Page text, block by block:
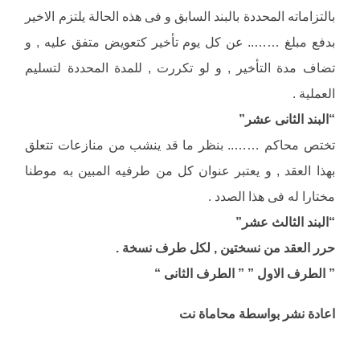
بالتزاماته المحددة بالبند السابق و فى هذه الحالة يلتزم الاخير
بدفع مبلغ …….. عن كل يوم تأخير كتعويض متفق عليه , و
تضاف مدة التأخير , و لو تكررت , للمدة المحددة لتسليم
العملية .
“البند الثانى عشر”
تختص محاكم …….. بنظر ما قد ينشب من منازعات تتعلق
بهذا العقد , و يعتبر عنوان كل من طرفيه المبين به موطنا
مختارا له فى هذا الصدد .
“البند الثالث عشر”
حرر العقد من نسختين , لكل طرف نسخة .
” الطرف الاول ” ” الطرف الثانى “
اعادة نشر بواسطة محاماة نت